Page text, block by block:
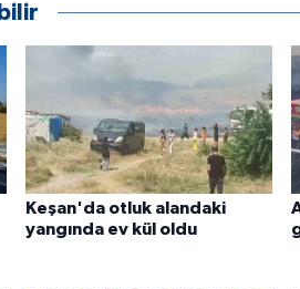
Keşan'da otluk alandaki
yangında ev kül oldu